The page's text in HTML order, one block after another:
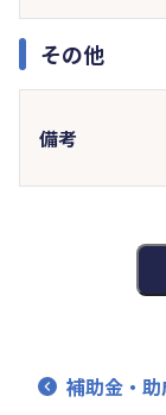
その他
備考
補助金・